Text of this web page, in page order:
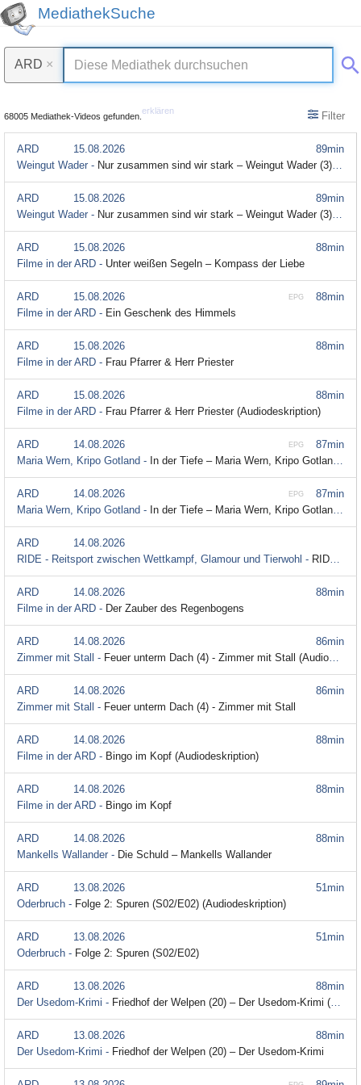
MediathekSuche
ARD ×
68005 Mediathek-Videos gefunden.
erklären Filter
89min
ARD
15.08.2026
Weingut Wader - Nur zusammen sind wir stark – Weingut Wader (3) (S01/E03)
89min
ARD
15.08.2026
Weingut Wader - Nur zusammen sind wir stark – Weingut Wader (3) (S01/E03) (Audiodeskription)
88min
ARD
15.08.2026
Filme in der ARD - Unter weißen Segeln – Kompass der Liebe
88min
EPG
ARD
15.08.2026
Filme in der ARD - Ein Geschenk des Himmels
88min
ARD
15.08.2026
Filme in der ARD - Frau Pfarrer & Herr Priester
88min
ARD
15.08.2026
Filme in der ARD - Frau Pfarrer & Herr Priester (Audiodeskription)
87min
EPG
ARD
14.08.2026
Maria Wern, Kripo Gotland - In der Tiefe – Maria Wern, Kripo Gotland (S07/E02)
87min
EPG
ARD
14.08.2026
Maria Wern, Kripo Gotland - In der Tiefe – Maria Wern, Kripo Gotland (S07/E02) (Audiodeskription)
ARD
14.08.2026
RIDE - Reitsport zwischen Wettkampf, Glamour und Tierwohl - RIDE - Reitsport zwischen Wettkampf, Glamour und Tierwohl | Trailer
88min
ARD
14.08.2026
Filme in der ARD - Der Zauber des Regenbogens
86min
ARD
14.08.2026
Zimmer mit Stall - Feuer unterm Dach (4) - Zimmer mit Stall (Audiodeskription)
86min
ARD
14.08.2026
Zimmer mit Stall - Feuer unterm Dach (4) - Zimmer mit Stall
88min
ARD
14.08.2026
Filme in der ARD - Bingo im Kopf (Audiodeskription)
88min
ARD
14.08.2026
Filme in der ARD - Bingo im Kopf
88min
ARD
14.08.2026
Mankells Wallander - Die Schuld – Mankells Wallander
51min
ARD
13.08.2026
Oderbruch - Folge 2: Spuren (S02/E02) (Audiodeskription)
51min
ARD
13.08.2026
Oderbruch - Folge 2: Spuren (S02/E02)
88min
ARD
13.08.2026
Der Usedom-Krimi - Friedhof der Welpen (20) – Der Usedom-Krimi (Audiodeskription)
88min
ARD
13.08.2026
Der Usedom-Krimi - Friedhof der Welpen (20) – Der Usedom-Krimi